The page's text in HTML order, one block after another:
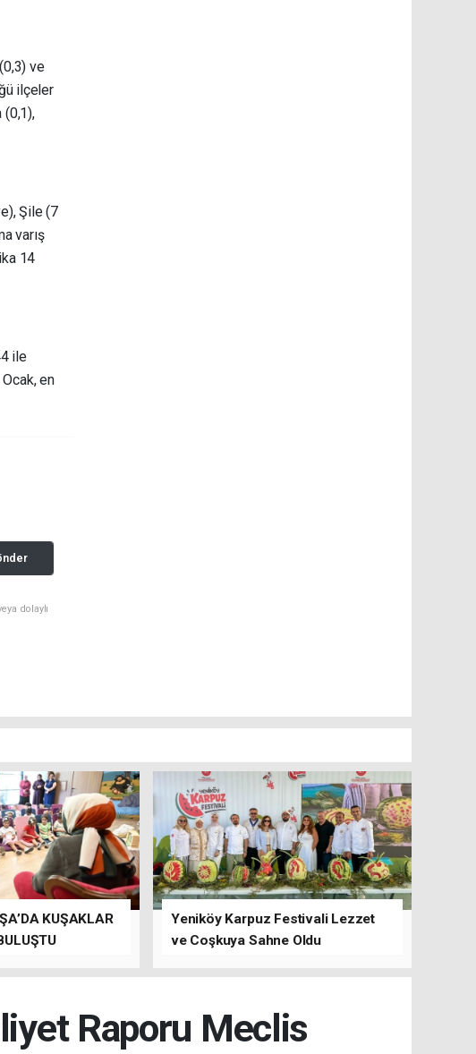
ve
ilçeler
(0,1),
Şile (7
varış
14
ile
en
dolaylı
KUŞAKLAR
Yeniköy Karpuz Festivali Lezzet
ve Coşkuya Sahne Oldu
Raporu Meclis